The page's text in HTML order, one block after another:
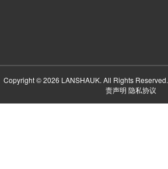
Copyright © 2026 LANSHAUK. All Rights Reserved.
责声明 隐私协议